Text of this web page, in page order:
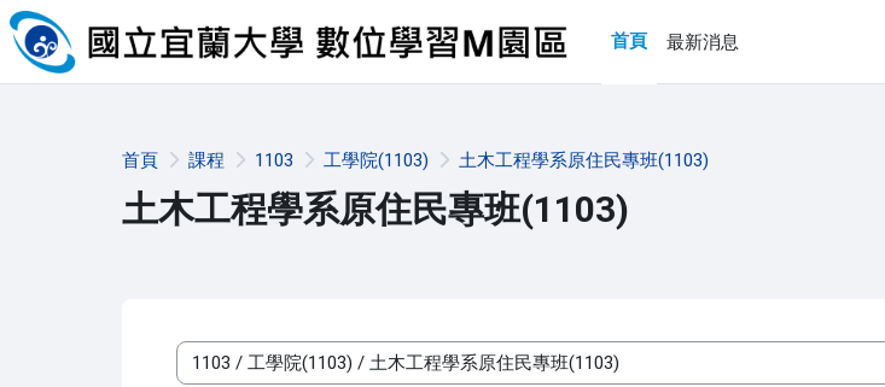
跳至主內容
首頁
最新消息
首頁 課程 1103 工學院(1103) 土木工程學系原住民專班(1103)
土木工程學系原住民專班(1103)
課程類別